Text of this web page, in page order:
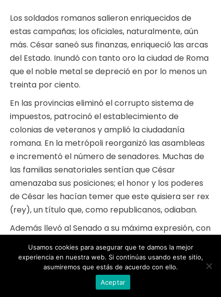
Los soldados romanos salieron enriquecidos de
estas campañas; los oficiales, naturalmente, aún
más. César saneó sus finanzas, enriqueció las arcas
del Estado. Inundó con tanto oro la ciudad de Roma
que el noble metal se depreció en por lo menos un
treinta por ciento.
En las provincias eliminó el corrupto sistema de
impuestos, patrocinó el establecimiento de
colonias de veteranos y amplió la ciudadanía
romana. En la metrópoli reorganizó las asambleas
e incrementó el número de senadores. Muchas de
las familias senatoriales sentían que César
amenazaba sus posiciones; el honor y los poderes
de César les hacían temer que este quisiera ser rex
(rey), un título que, como republicanos, odiaban.
Además llevó al Senado a su máxima expresión, con
partidarios, transformando este órgano legislativo
en uno administrativo. Permitió que el pueblo
eligiera a sus magistrados, además de reformas en
Usamos cookies para asegurar que te damos la mejor
experiencia en nuestra web. Si continúas usando este sitio,
asumiremos que estás de acuerdo con ello.
Aceptar